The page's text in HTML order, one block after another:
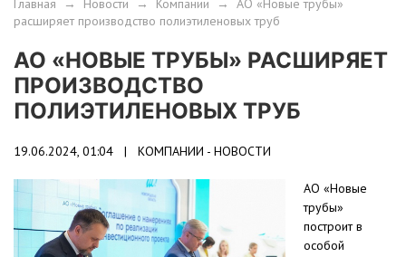
Главная → Новости → Компании → АО «Новые трубы»
расширяет производство полиэтиленовых труб
АО «НОВЫЕ ТРУБЫ» РАСШИРЯЕТ
ПРОИЗВОДСТВО
ПОЛИЭТИЛЕНОВЫХ ТРУБ
19.06.2024, 01:04 | КОМПАНИИ - НОВОСТИ
АО «Новые
трубы»
построит в
особой